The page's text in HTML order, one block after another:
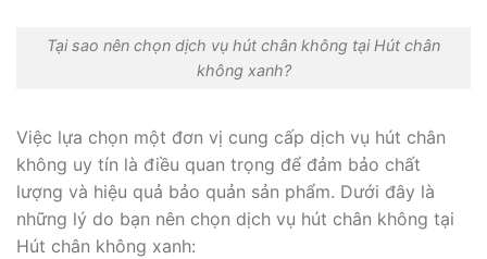
Tại sao nên chọn dịch vụ hút chân không tại Hút chân
không xanh?
Việc lựa chọn một đơn vị cung cấp dịch vụ hút chân
không uy tín là điều quan trọng để đảm bảo chất
lượng và hiệu quả bảo quản sản phẩm. Dưới đây là
những lý do bạn nên chọn dịch vụ hút chân không tại
Hút chân không xanh: